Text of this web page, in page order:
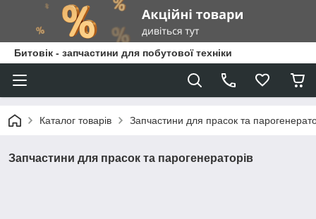
Битовік - запчастини для побутової техніки
Каталог товарів Запчастини для прасок та
Запчастини для прасок та парогенераторів